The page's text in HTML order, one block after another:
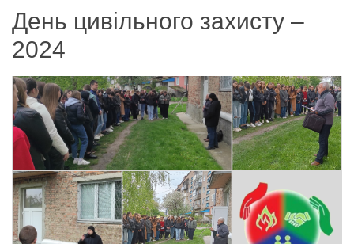
День цивільного захисту –
2024